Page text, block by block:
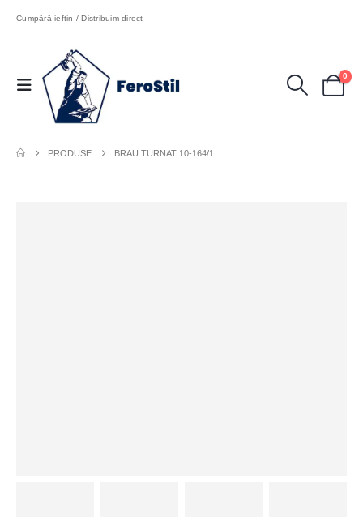
Cumpără ieftin / Distribuim direct
0
PRODUSE BRAU TURNAT 10-164/1